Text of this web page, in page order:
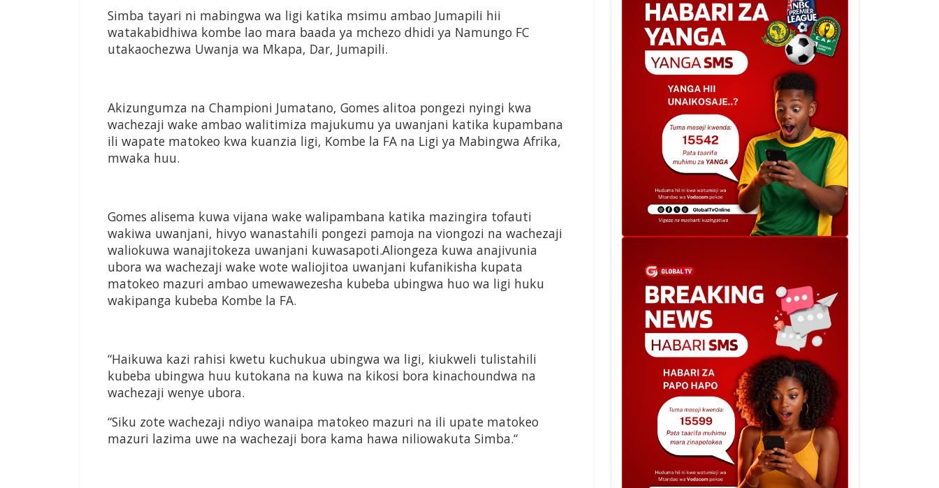
Simba tayari ni mabingwa wa ligi katika msimu ambao Jumapili hii
watakabidhiwa kombe lao mara baada ya mchezo dhidi ya Namungo FC
utakaochezwa Uwanja wa Mkapa, Dar, Jumapili.
Akizungumza na Championi Jumatano, Gomes alitoa pongezi nyingi kwa
wachezaji wake ambao walitimiza majukumu ya uwanjani katika kupambana
ili wapate matokeo kwa kuanzia ligi, Kombe la FA na Ligi ya Mabingwa Afrika,
mwaka huu.
Gomes alisema kuwa vijana wake walipambana katika mazingira tofauti
wakiwa uwanjani, hivyo wanastahili pongezi pamoja na viongozi na wachezaji
waliokuwa wanajitokeza uwanjani kuwasapoti.Aliongeza kuwa anajivunia
ubora wa wachezaji wake wote waliojitoa uwanjani kufanikisha kupata
matokeo mazuri ambao umewawezesha kubeba ubingwa huo wa ligi huku
wakipanga kubeba Kombe la FA.
“Haikuwa kazi rahisi kwetu kuchukua ubingwa wa ligi, kiukweli tulistahili
kubeba ubingwa huu kutokana na kuwa na kikosi bora kinachoundwa na
wachezaji wenye ubora.
“Siku zote wachezaji ndiyo wanaipa matokeo mazuri na ili upate matokeo
mazuri lazima uwe na wachezaji bora kama hawa niliowakuta Simba.“